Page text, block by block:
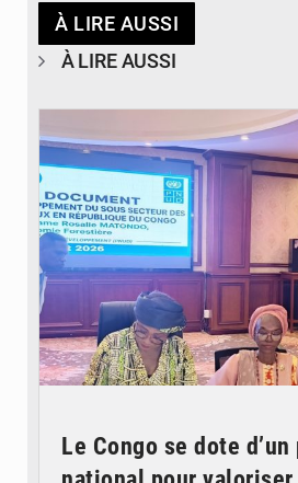
À LIRE AUSSI
À LIRE AUSSI
Le Congo se dote